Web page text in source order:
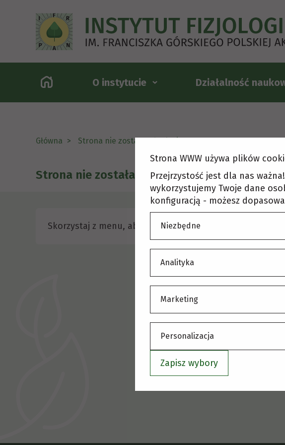
O instytucie Działalność
Główna Strona nie została odnaleziona
Strona nie została odnaleziona
Skorzystaj z menu, aby wybrać inną stronę.
Strona WWW używa plików
Przejrzystość jest dla nas
wykorzystujemy Twoje dane
konfiguracją - możesz
Niezbędne
Analityka
Marketing
Personalizacja
Zapisz wybory